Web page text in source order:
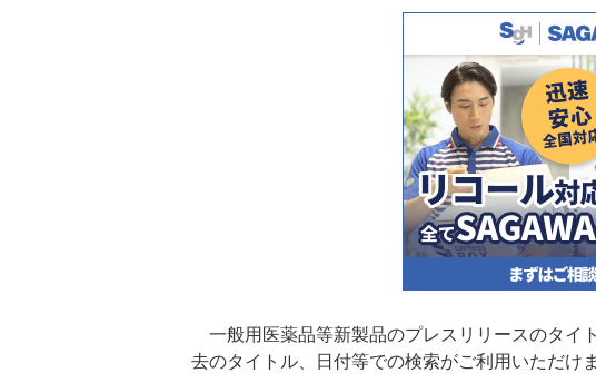
一般用医薬品等新製品のプレスリリースのタイ
去のタイトル、日付等での検索がご利用いただけま